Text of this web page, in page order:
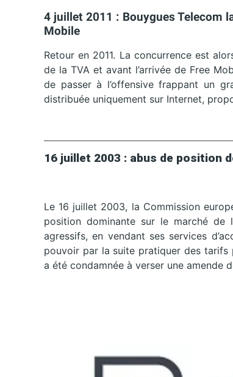
4 juillet 2011 : Bouygues Telecom
Mobile
Retour en 2011. La concurrence est
de la TVA et avant l’arrivée de Free
de passer à l’offensive frappant un
distribuée uniquement sur Internet,
16 juillet 2003 : abus de position
Le 16 juillet 2003, la Commission
position dominante sur le marché de
agressifs, en vendant ses services
pouvoir par la suite pratiquer des tarifs
a été condamnée à verser une amende